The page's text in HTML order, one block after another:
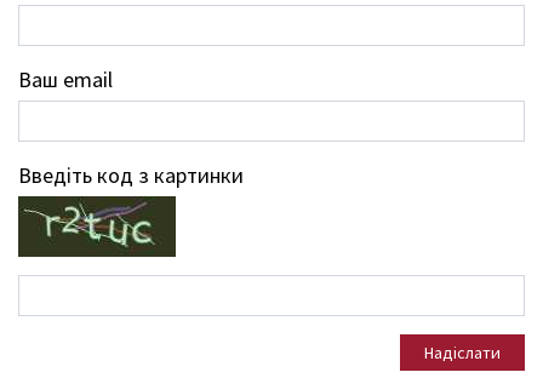
Ваш email
Введіть код з картинки
Надіслати